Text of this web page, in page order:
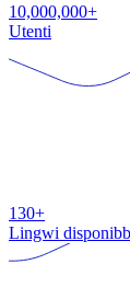
10,000,000+
Utenti
130+
Lingwi